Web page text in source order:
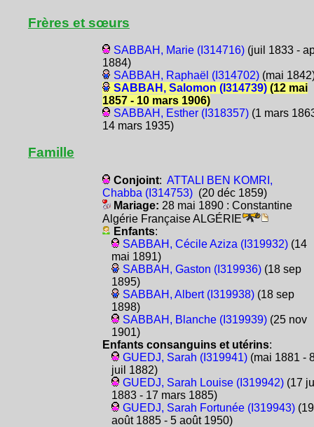
Frères et sœurs
SABBAH, Marie (I314716)(juil 1833 -
1884)
SABBAH, Raphaël (I314702)(mai
SABBAH, Salomon (I314739)(12 mai
1857 - 10 mars 1906)
SABBAH, Esther (I318357)(1 mars
14 mars 1935)
Famille
Conjoint: ATTALI BEN KOMRI,
Chabba (I314753)(20 déc 1859)
Mariage: 28 mai 1890 : Constantine
Algérie Française ALGÉRIE
Enfants:
SABBAH, Cécile Aziza (I319932)(14
mai 1891)
SABBAH, Gaston (I319936)(18 sep
1895)
SABBAH, Albert (I319938)(18 sep
1898)
SABBAH, Blanche (I319939)(25 nov
1901)
Enfants consanguins et utérins:
GUEDJ, Sarah (I319941)(mai 1881 -
juil 1882)
GUEDJ, Sarah Louise (I319942)(17
1883 - 17 mars 1885)
GUEDJ, Sarah Fortunée (I319943)(19
août 1885 - 5 août 1950)